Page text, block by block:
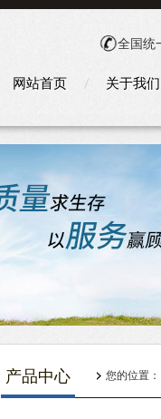
全国统
网站首页 关于我们
产品中心 您的位置：